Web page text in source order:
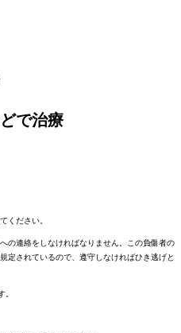
で治療
ください。
の連絡をしなければなりません。この負傷者の
定されているので、遵守しなければひき逃げと
。